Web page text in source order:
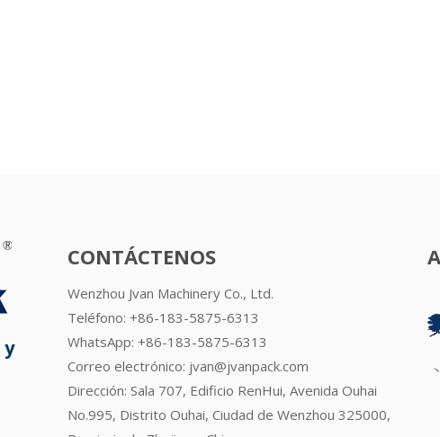
y
CONTÁCTENOS
Wenzhou Jvan Machinery Co., Ltd.
Teléfono: +86-183-5875-6313
WhatsApp: +86-183-5875-6313
Correo electrónico: jvan@jvanpack.com
Dirección: Sala 707, Edificio RenHui, Avenida Ouhai
No.995, Distrito Ouhai, Ciudad de Wenzhou 325000,